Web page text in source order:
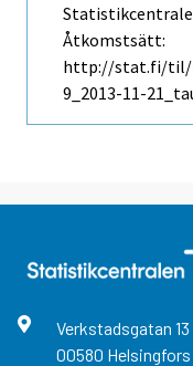
Åtkomstsätt:
http://stat.fi/til/
9_2013-11-
Verkstadsgatan 13
00580 Helsingfors